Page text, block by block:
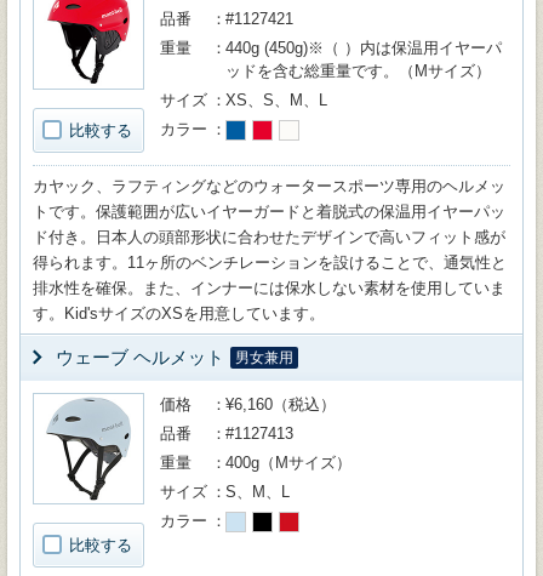
比較する
品番
#1127421
重量
440g (450g)※（ ）内は保温用イヤーパ
ッドを含む総重量です。（Mサイズ）
サイズ
XS、S、M、L
カラー
カヤック、ラフティングなどのウォータースポーツ専用のヘルメッ
トです。保護範囲が広いイヤーガードと着脱式の保温用イヤーパッ
ド付き。日本人の頭部形状に合わせたデザインで高いフィット感が
得られます。11ヶ所のベンチレーションを設けることで、通気性と
排水性を確保。また、インナーには保水しない素材を使用していま
す。Kid'sサイズのXSを用意しています。
ウェーブ ヘルメット 男女兼用
比較する
価格
¥6,160（税込）
品番
#1127413
重量
400g（Mサイズ）
サイズ
S、M、L
カラー